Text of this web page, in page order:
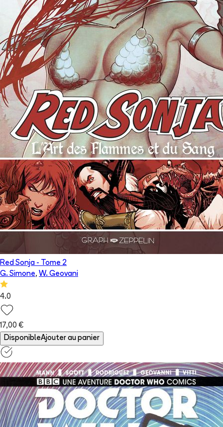
Red Sonja - Tome 2
G. Simone, W. Geovani
4.0
17,00 €
DisponibleAjouter au panier